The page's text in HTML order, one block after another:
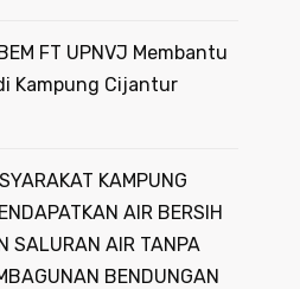
FT UPNVJ Membantu
Kampung Cijantur
KAMPUNG
AIR BERSIH
SALURAN AIR TANPA
BENDUNGAN